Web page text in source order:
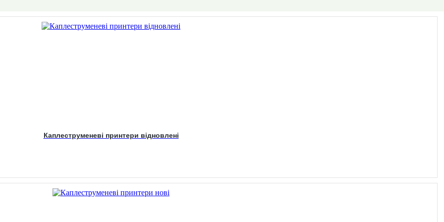
Каплеструменеві принтери відновлені